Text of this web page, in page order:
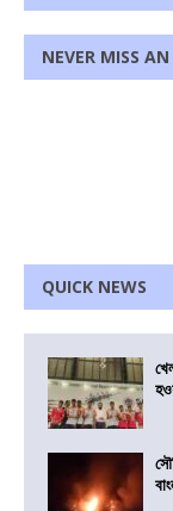
NEVER MISS
QUICK NEWS